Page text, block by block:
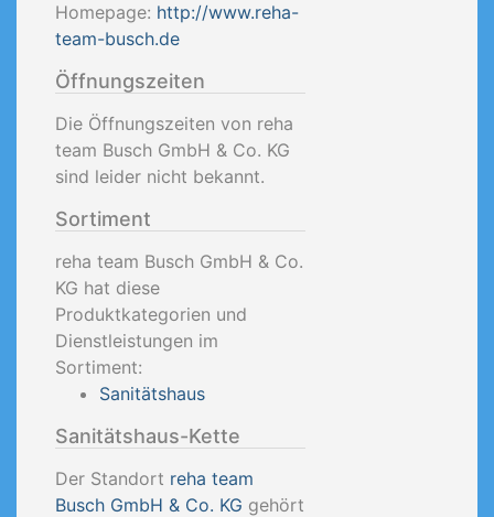
Homepage: http://www.reha-
team-busch.de
Öffnungszeiten
Die Öffnungszeiten von reha
team Busch GmbH & Co. KG
sind leider nicht bekannt.
Sortiment
reha team Busch GmbH & Co.
KG hat diese
Produktkategorien und
Dienstleistungen im
Sortiment:
Sanitätshaus
Sanitätshaus-Kette
Der Standort reha team
Busch GmbH & Co. KG gehört